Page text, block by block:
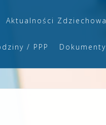
Aktualności Zdziechowa
/ PPP Dokumenty